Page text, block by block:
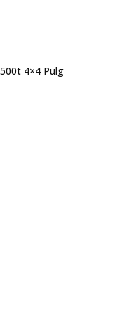
4×4 Pulg